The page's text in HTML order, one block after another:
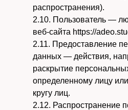
распространения).
2.10. Пользователь —
веб-сайта https://
2.11. Предоставление
данных — действия,
раскрытие
определенному лицу
кругу лиц.
2.12. Распространение